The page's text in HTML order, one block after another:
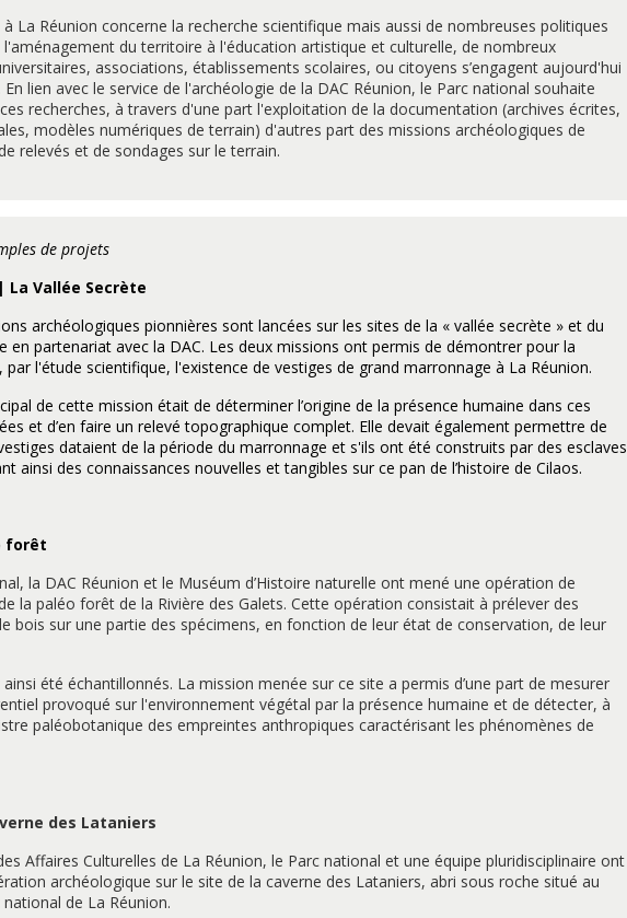
La Réunion concerne la recherche scientifique mais aussi de nombreuses politiques
l'aménagement du territoire à l'éducation artistique et culturelle, de nombreux
associations, établissements scolaires, ou citoyens s’engagent aujourd'hui
En lien avec le service de l'archéologie de la DAC Réunion, le Parc national souhaite
recherches, à travers d'une part l'exploitation de la documentation (archives écrites,
modèles numériques de terrain) d'autres part des missions archéologiques de
relevés et de sondages sur le terrain.
de projets
La Vallée Secrète
archéologiques pionnières sont lancées sur les sites de la « vallée secrète » et du
en partenariat avec la DAC. Les deux missions ont permis de démontrer pour la
l'étude scientifique, l'existence de vestiges de grand marronnage à La Réunion.
de cette mission était de déterminer l’origine de la présence humaine dans ces
et d’en faire un relevé topographique complet. Elle devait également permettre de
dataient de la période du marronnage et s'ils ont été construits par des esclaves
ainsi des connaissances nouvelles et tangibles sur ce pan de l’histoire de Cilaos.
forêt
la DAC Réunion et le Muséum d’Histoire naturelle ont mené une opération de
la paléo forêt de la Rivière des Galets. Cette opération consistait à prélever des
bois sur une partie des spécimens, en fonction de leur état de conservation, de leur
été échantillonnés. La mission menée sur ce site a permis d’une part de mesurer
provoqué sur l'environnement végétal par la présence humaine et de détecter, à
paléobotanique des empreintes anthropiques caractérisant les phénomènes de
des Lataniers
Affaires Culturelles de La Réunion, le Parc national et une équipe pluridisciplinaire ont
archéologique sur le site de la caverne des Lataniers, abri sous roche situé au
de La Réunion.